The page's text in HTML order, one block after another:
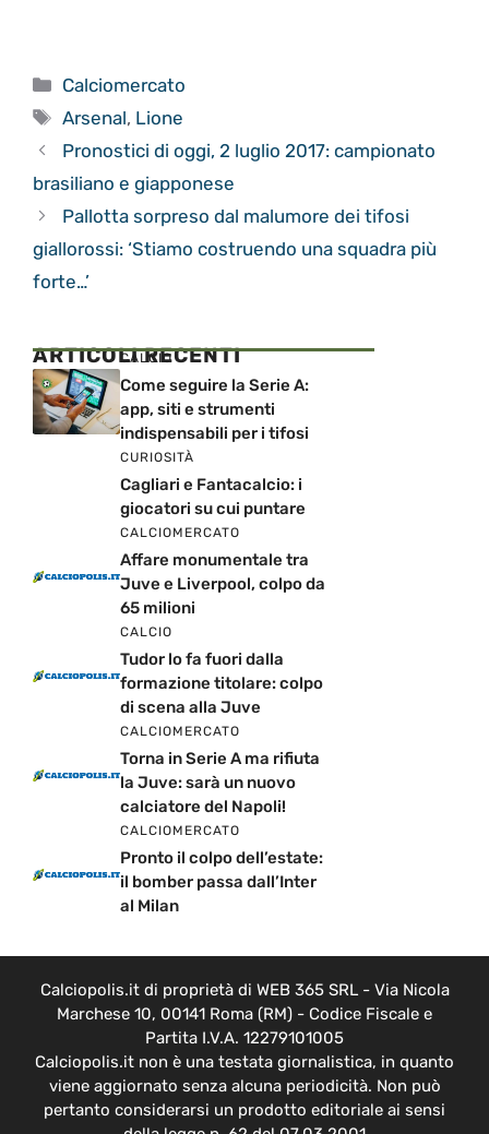
Categorie
Calciomercato
Tag
Arsenal, Lione
Pronostici di oggi, 2 luglio 2017: campionato
brasiliano e giapponese
Pallotta sorpreso dal malumore dei tifosi
giallorossi: ‘Stiamo costruendo una squadra più
forte…’
ARTICOLI RECENTI
CALCIO
Come seguire la Serie A:
app, siti e strumenti
indispensabili per i tifosi
CURIOSITÀ
Cagliari e Fantacalcio: i
giocatori su cui puntare
CALCIOMERCATO
Affare monumentale tra
Juve e Liverpool, colpo da
65 milioni
CALCIO
Tudor lo fa fuori dalla
formazione titolare: colpo
di scena alla Juve
CALCIOMERCATO
Torna in Serie A ma rifiuta
la Juve: sarà un nuovo
calciatore del Napoli!
CALCIOMERCATO
Pronto il colpo dell’estate:
il bomber passa dall’Inter
al Milan
Calciopolis.it di proprietà di WEB 365 SRL - Via Nicola
Marchese 10, 00141 Roma (RM) - Codice Fiscale e
Partita I.V.A. 12279101005
Calciopolis.it non è una testata giornalistica, in quanto
viene aggiornato senza alcuna periodicità. Non può
pertanto considerarsi un prodotto editoriale ai sensi